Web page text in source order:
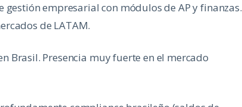
empresarial con módulos de AP y finanzas.
de LATAM.
Brasil. Presencia muy fuerte en el mercado